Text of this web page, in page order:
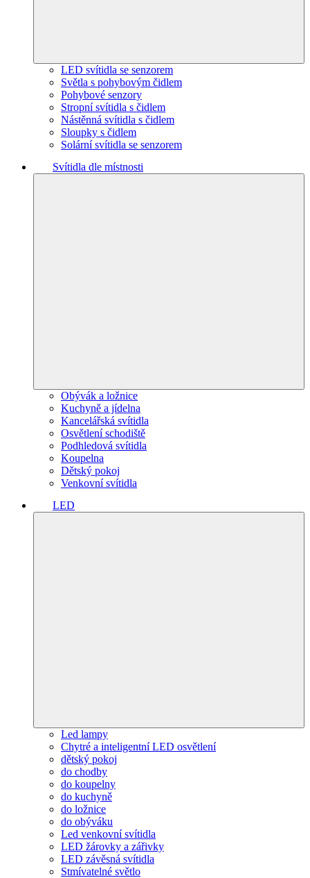
LED svítidla se senzorem
Světla s pohybovým čidlem
Pohybové senzory
Stropní svítidla s čidlem
Nástěnná svítidla s čidlem
Sloupky s čidlem
Solární svítidla se senzorem
Svítidla dle místnosti
Obývák a ložnice
Kuchyně a jídelna
Kancelářská svítidla
Osvětlení schodiště
Podhledová svítidla
Koupelna
Dětský pokoj
Venkovní svítidla
LED
Led lampy
Chytré a inteligentní LED osvětlení
dětský pokoj
do chodby
do koupelny
do kuchyně
do ložnice
do obýváku
Led venkovní svítidla
LED žárovky a zářivky
LED závěsná svítidla
Stmívatelné světlo